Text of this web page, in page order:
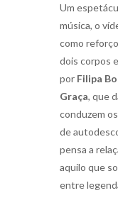
Um
música, o
como
dois corpos
por Filipa
Graça, que
conduzem
de
pensa a
aquilo que
entre